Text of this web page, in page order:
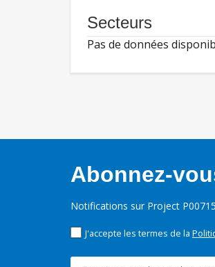
Secteurs
Pas de données
Abonnez-
Notifications sur Project
J'accepte les termes de la